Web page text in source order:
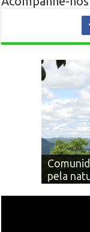
pela
Há 12
e
Poções
Igreja
679)